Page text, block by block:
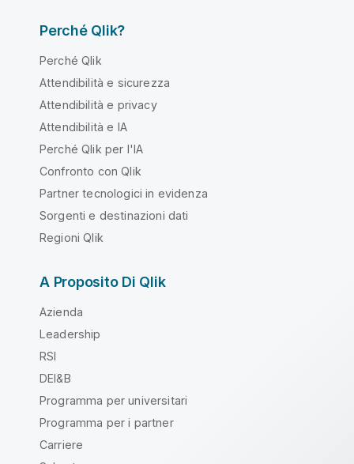
Perché Qlik?
Perché Qlik
Attendibilità e sicurezza
Attendibilità e privacy
Attendibilità e IA
Perché Qlik per l'IA
Confronto con Qlik
Partner tecnologici in evidenza
Sorgenti e destinazioni dati
Regioni Qlik
A Proposito Di Qlik
Azienda
Leadership
RSI
DEI&B
Programma per universitari
Programma per i partner
Carriere